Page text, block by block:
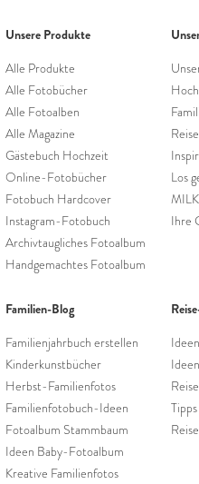
Unsere Produkte
Alle Produkte
Alle Fotobücher
Alle Fotoalben
Alle Magazine
Gästebuch Hochzeit
Online-Fotobücher
Fotobuch Hardcover
Instagram-Fotobuch
Archivtaugliches Fotoalbum
Handgemachtes Fotoalbum
Los
Ihre
Familien-Blog
Familienjahrbuch erstellen
Kinderkunstbücher
Herbst-Familienfotos
Familienfotobuch-Ideen
Fotoalbum Stammbaum
Ideen Baby-Fotoalbum
Kreative Familienfotos